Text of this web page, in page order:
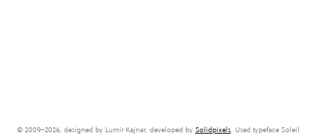
© 2009–2026, designed by Lumír Kajnar, developed by Solidpixels. Used typeface Soleil